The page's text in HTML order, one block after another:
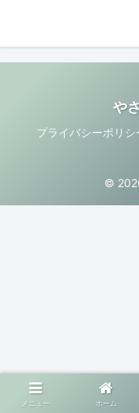
や
プライバシーポリシ
©
メニュー ホーム